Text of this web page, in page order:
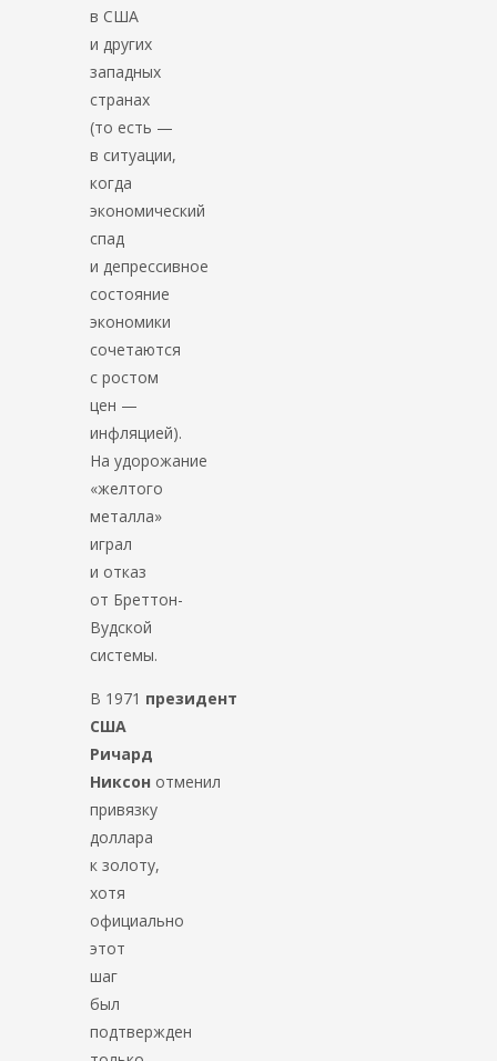
в США
и других
западных
странах
(то есть —
в ситуации,
когда
экономический
спад
и депрессивное
состояние
экономики
сочетаются
с ростом
цен —
инфляцией).
На удорожание
«желтого
металла»
играл
и отказ
от Бреттон-
Вудской
системы.
В 1971 президент
США
Ричард
Никсон отменил
привязку
доллара
к золоту,
хотя
официально
этот
шаг
был
подтвержден